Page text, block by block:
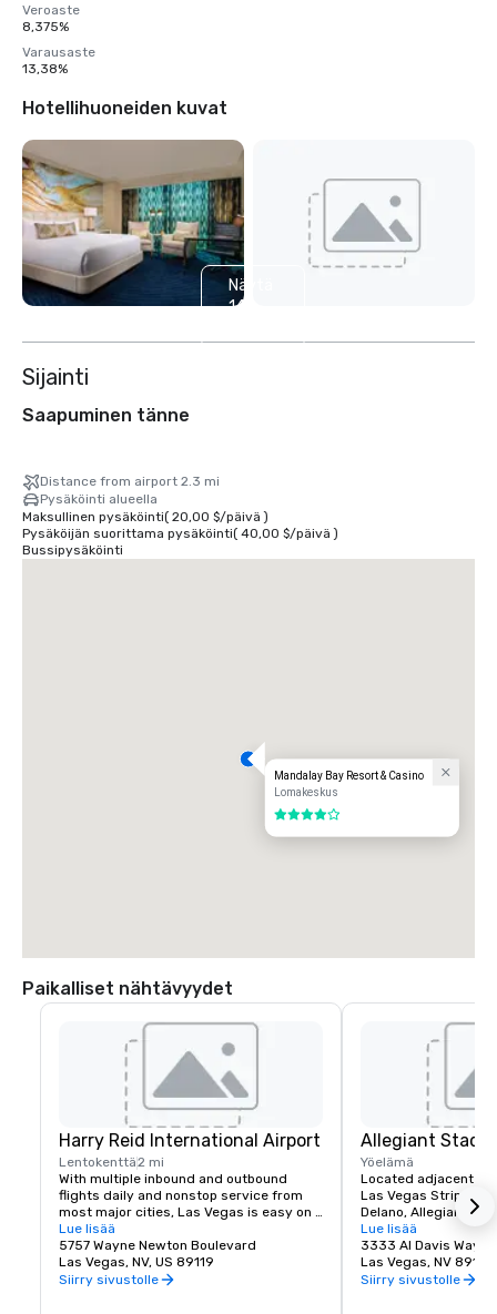
Veroaste
8,375%
Varausaste
13,38%
Hotellihuoneiden kuvat
Näytä
14
Sijainti
Saapuminen tänne
Distance from airport 2.3 mi
Pysäköinti alueella
Maksullinen pysäköinti( 20,00 $/päivä )
Pysäköijän suorittama pysäköinti( 40,00 $/päivä )
Bussipysäköinti
Mandalay Bay Resort & Casino
Lomakeskus
4 / 5
Paikalliset nähtävyydet
Harry Reid International Airport
Lentokenttä2 mi
With multiple inbound and outbound
flights daily and nonstop service from
most major cities, Las Vegas is easy on
your time and budget.
Las Vegas offers a myriad of options
including bus, taxi, Uber/Lyft, shuttles
Lue lisää
5757 Wayne Newton Boulevard
Las Vegas, NV, US 89119
Siirry sivustolle
Allegiant
Yöelämä
Located adjacent to
Las Vegas Strip and
Delano, Allegiant
events destination,
arrival of the NFL's
2020.  Allegiant
located for both
Lue lisää
3333 Al Davis Way
Las Vegas, NV 89118
Siirry sivustolle